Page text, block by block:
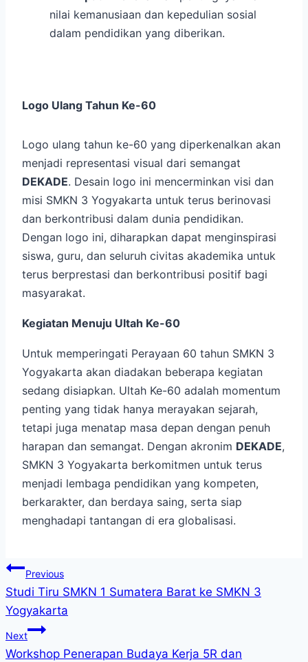
nilai kemanusiaan dan kepedulian sosial
dalam pendidikan yang diberikan.
Logo Ulang Tahun Ke-60
Logo ulang tahun ke-60 yang diperkenalkan akan
menjadi representasi visual dari semangat
DEKADE. Desain logo ini mencerminkan visi dan
misi SMKN 3 Yogyakarta untuk terus berinovasi
dan berkontribusi dalam dunia pendidikan.
Dengan logo ini, diharapkan dapat menginspirasi
siswa, guru, dan seluruh civitas akademika untuk
terus berprestasi dan berkontribusi positif bagi
masyarakat.
Kegiatan Menuju Ultah Ke-60
Untuk memperingati Perayaan 60 tahun SMKN 3
Yogyakarta akan diadakan beberapa kegiatan
sedang disiapkan. Ultah Ke-60 adalah momentum
penting yang tidak hanya merayakan sejarah,
tetapi juga menatap masa depan dengan penuh
harapan dan semangat. Dengan akronim DEKADE,
SMKN 3 Yogyakarta berkomitmen untuk terus
menjadi lembaga pendidikan yang kompeten,
berkarakter, dan berdaya saing, serta siap
menghadapi tantangan di era globalisasi.
Navigasi
pos
Previous
Studi Tiru SMKN 1 Sumatera Barat ke SMKN 3
Yogyakarta
Next
Workshop Penerapan Budaya Kerja 5R dan